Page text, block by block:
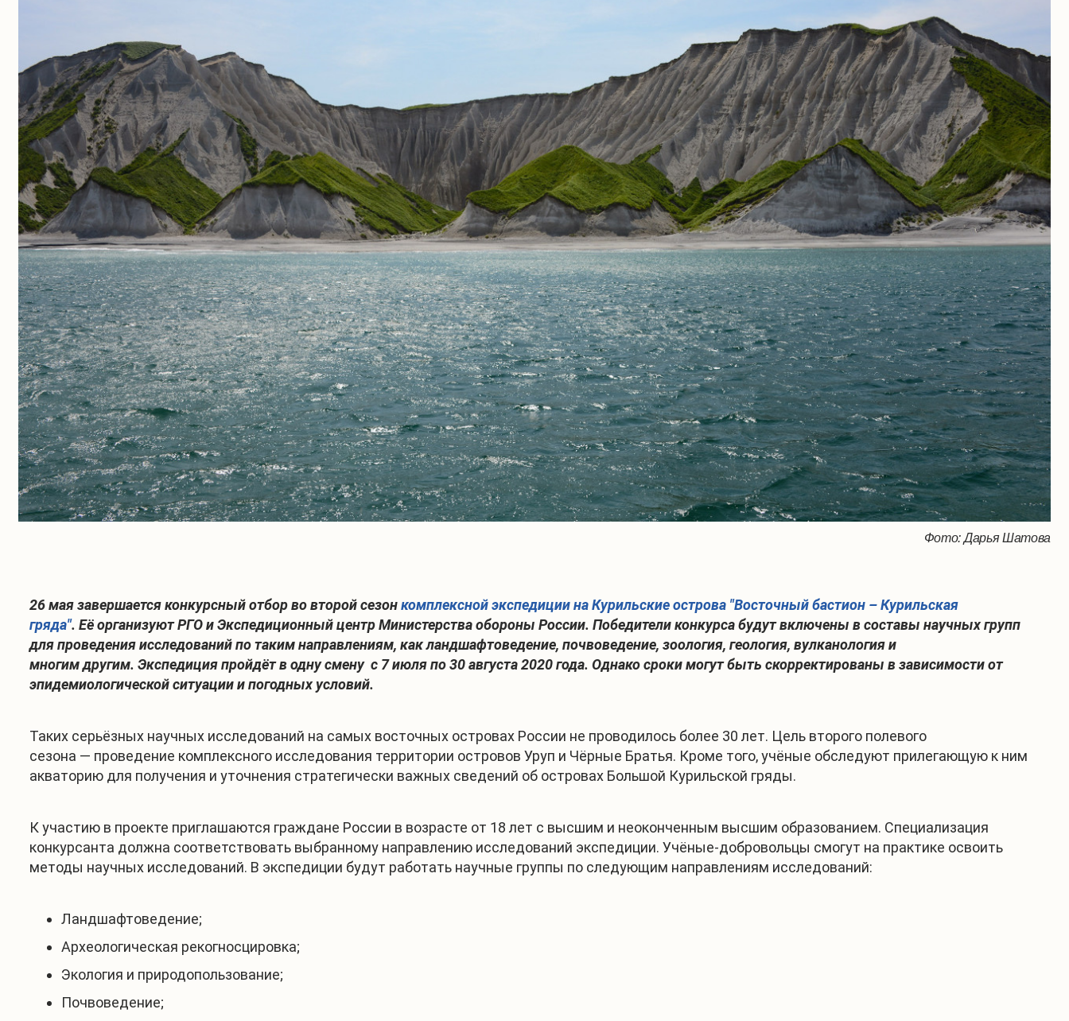
Фото: Дарья Шатова
26 мая завершается конкурсный отбор во второй сезонкомплексной экспедиции на Курильские острова "Восточный бастион – Курильская
гряда". Её организуют РГО и Экспедиционный центр Министерства обороны России. Победители конкурса будут включены в составы научных групп
для проведения исследований по таким направлениям, как ландшафтоведение, почвоведение, зоология, геология, вулканология и
многим другим. Экспедиция пройдёт в одну смену с 7 июля по 30 августа 2020 года. Однако сроки могут быть скорректированы в зависимости от
эпидемиологической ситуации и погодных условий.
Таких серьёзных научных исследований на самых восточных островах России не проводилось более 30 лет. Цель второго полевого
сезона — проведение комплексного исследования территории островов Уруп и Чёрные Братья. Кроме того, учёные обследуют прилегающую к ним
акваторию для получения и уточнения стратегически важных сведений об островах Большой Курильской гряды.
К участию в проекте приглашаются граждане России в возрасте от 18 лет с высшим и неоконченным высшим образованием. Специализация
конкурсанта должна соответствовать выбранному направлению исследований экспедиции. Учёные-добровольцы смогут на практике освоить
методы научных исследований. В экспедиции будут работать научные группы по следующим направлениям исследований:
Ландшафтоведение;
Археологическая рекогносцировка;
Экология и природопользование;
Почвоведение;